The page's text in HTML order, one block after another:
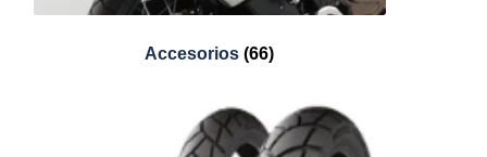
Accesorios(66)